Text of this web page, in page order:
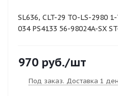
SL636, CLT-29 TO-LS-2980
034 PS4133 56-98024A-SX
970 руб./шт
Под заказ. Доставка 1